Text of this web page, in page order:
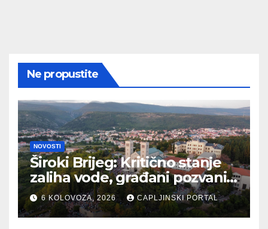
Ne propustite
NOVOSTI
Široki Brijeg: Kritično stanje
zaliha vode, građani pozvani
na odgovornu potrošnju
6 KOLOVOZA, 2026 CAPLJINSKI PORTAL